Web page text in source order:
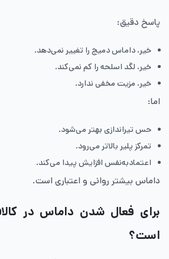
پاسخ دقیق:
خیر، داماس دمیج را تغییر نمی‌دهد.
خیر، لگد اسلحه را کم نمی‌کند.
خیر، مزیت مخفی ندارد.
اما:
حس تیراندازی بهتر می‌شود.
تمرکز پلیر بالاتر می‌رود.
اعتمادبه‌نفس افزایش پیدا می‌کند.
داماس بیشتر روانی و اعتباری است.
برای فعال شدن داماس در
است؟